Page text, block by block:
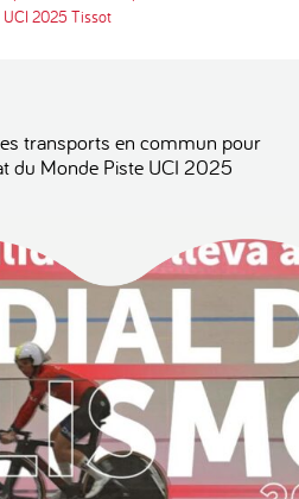
2025 Tissot
transports en commun pour
du Monde Piste UCI 2025